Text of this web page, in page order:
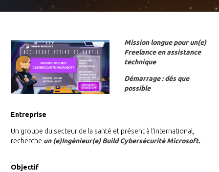
Mission longue pour un(e)
Freelance en assistance
technique
Démarrage : dés que
possible
Entreprise
Un groupe du secteur de la santé et présent à l’international,
recherche un (e)Ingénieur(e) Build Cybersécurité Microsoft.
Objectif